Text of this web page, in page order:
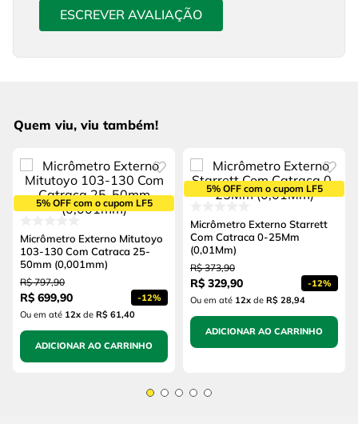
ESCREVER AVALIAÇÃO
Quem viu, viu também!
5% OFF com o cupom LF5
Micrômetro Externo Mitutoyo
103-130 Com Catraca 25-
50mm (0,001mm)
R$ 797,90
R$ 699,90 -12%
Ou em até 12x de R$ 61,40
ADICIONAR AO CARRINHO
5% OFF com o cupom LF5
Micrômetro Externo Starrett
Com Catraca 0-25Mm
(0,01Mm)
R$ 373,90
R$ 329,90 -12%
Ou em até 12x de R$ 28,94
ADICIONAR AO CARRINHO